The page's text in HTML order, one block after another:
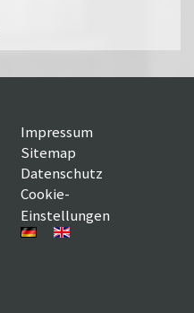
Impressum
Sitemap
Datenschutz
Cookie-
Einstellungen